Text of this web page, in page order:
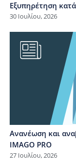
Εξυπηρέτηση
30 Ιουλίου, 2026
Ανανέωση και
IMAGO PRO
27 Ιουλίου, 2026